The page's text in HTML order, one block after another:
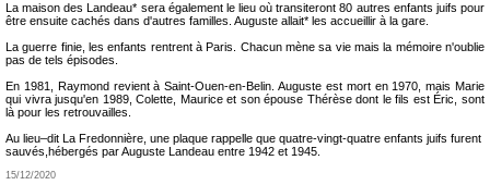
La maison des Landeau* sera également le lieu où transiteront 80 autres enfants juifs pour
être ensuite cachés dans d'autres familles. Auguste allait* les accueillir à la gare.
La guerre finie, les enfants rentrent à Paris. Chacun mène sa vie mais la mémoire n'oublie
pas de tels épisodes.
En 1981, Raymond revient à Saint-Ouen-en-Belin. Auguste est mort en 1970, mais Marie
qui vivra jusqu'en 1989, Colette, Maurice et son épouse Thérèse dont le fils est Éric, sont
là pour les retrouvailles.
Au lieu–dit La Fredonnière, une plaque rappelle que quatre-vingt-quatre enfants juifs furent
sauvés,hébergés par Auguste Landeau entre 1942 et 1945.
15/12/2020